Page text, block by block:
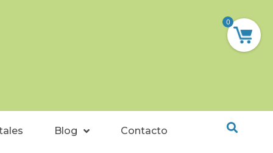
Blog Contacto
0